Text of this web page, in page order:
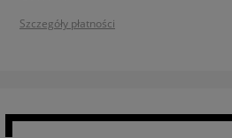
Szczegóły płatności